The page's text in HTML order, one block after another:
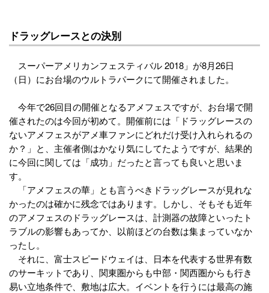
ドラッグレースとの決別
スーパーアメリカンフェスティバル 2018」が8月26日
（日）にお台場のウルトラパークにて開催されました。
今年で26回目の開催となるアメフェスですが、お台場で開
催されたのは今回が初めて。開催前には「ドラッグレースの
ないアメフェスがアメ車ファンにどれだけ受け入れられるの
か？」と、主催者側はかなり気にしてたようですが、結果的
に今回に関しては「成功」だったと言っても良いと思いま
す。
「アメフェスの華」とも言うべきドラッグレースが見れな
かったのは確かに残念ではあります。しかし、そもそも近年
のアメフェスのドラッグレースは、計測器の故障といったト
ラブルの影響もあってか、以前ほどの台数は集まっていなか
ったし。
それに、富士スピードウェイは、日本を代表する世界有数
のサーキットであり、関東圏からも中部・関西圏からも行き
易い立地条件で、敷地は広大。イベントを行うには最高の施